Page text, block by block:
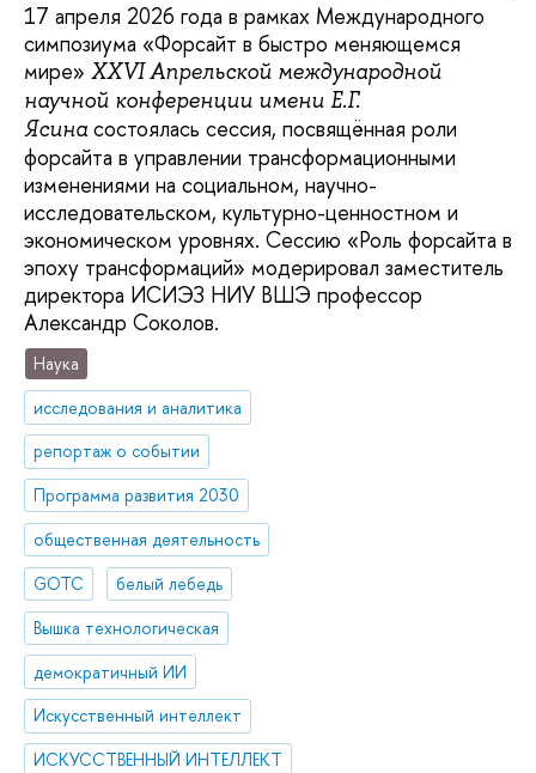
17 апреля 2026 года в рамках Международного
симпозиума «Форсайт в быстро меняющемся
мире» XXVI Апрельской международной
научной конференции имени Е.Г.
Ясинасостоялась сессия, посвящённая роли
форсайта в управлении трансформационными
изменениями на социальном, научно-
исследовательском, культурно-ценностном и
экономическом уровнях. Сессию «Роль форсайта в
эпоху трансформаций» модерировал заместитель
директора ИСИЭЗ НИУ ВШЭ профессор
Александр Соколов.
Наука
исследования и аналитика
репортаж о событии
Программа развития 2030
общественная деятельность
GOTC
белый лебедь
Вышка технологическая
демократичный ИИ
Искусственный интеллект
ИСКУССТВЕННЫЙ ИНТЕЛЛЕКТ